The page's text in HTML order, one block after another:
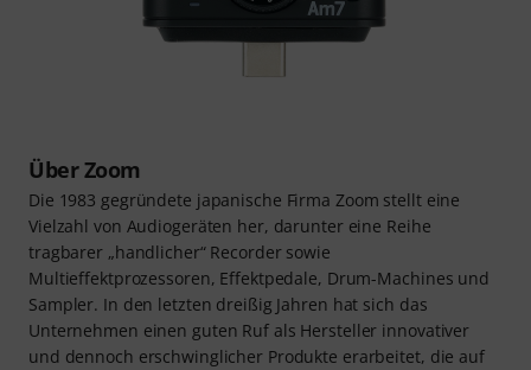
Über Zoom
Die 1983 gegründete japanische Firma Zoom stellt eine
Vielzahl von Audiogeräten her, darunter eine Reihe
tragbarer „handlicher“ Recorder sowie
Multieffektprozessoren, Effektpedale, Drum-Machines und
Sampler. In den letzten dreißig Jahren hat sich das
Unternehmen einen guten Ruf als Hersteller innovativer
und dennoch erschwinglicher Produkte erarbeitet, die auf